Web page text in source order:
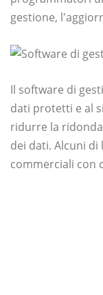
gestione,
Il software di
dati protetti e al
ridurre la
dei dati. Alcuni
commerciali con